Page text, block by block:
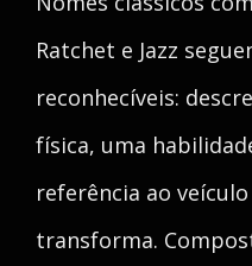
Ratchet e Jazz
reconhecíveis:
física, uma
referência ao
transforma.